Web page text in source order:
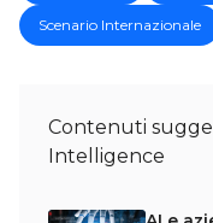
Scenario Internazionale
Contenuti
Intelligence